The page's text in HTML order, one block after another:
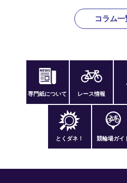
コラム一
専門紙について レース情報
とくダネ！ 競輪場ガイ